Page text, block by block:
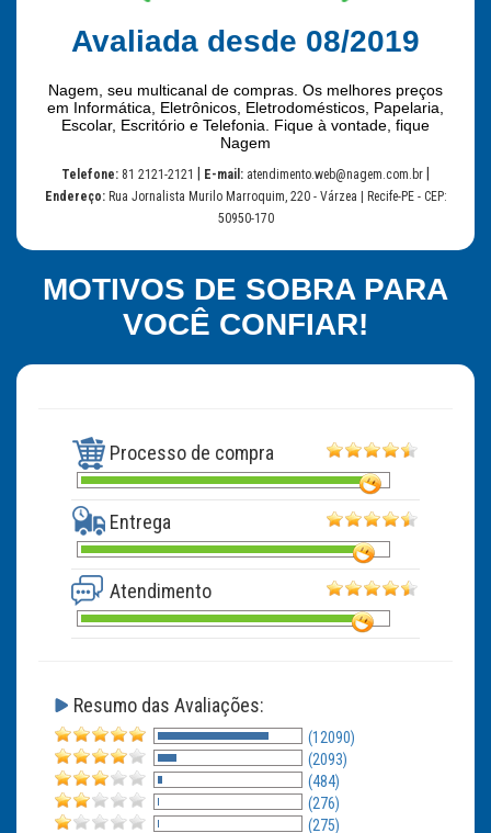
Avaliada desde 08/2019
Nagem, seu multicanal de compras. Os melhores preços
em Informática, Eletrônicos, Eletrodomésticos, Papelaria,
Escolar, Escritório e Telefonia. Fique à vontade, fique
Nagem
Telefone: 81 2121-2121 E-mail: atendimento.web@nagem.com.br
Endereço: Rua Jornalista Murilo Marroquim, 220 - Várzea | Recife-PE - CEP:
50950-170
MOTIVOS DE SOBRA PARA
VOCÊ CONFIAR!
Processo de compra
Entrega
Atendimento
Resumo das Avaliações:
(12090)
(2093)
(484)
(276)
(275)